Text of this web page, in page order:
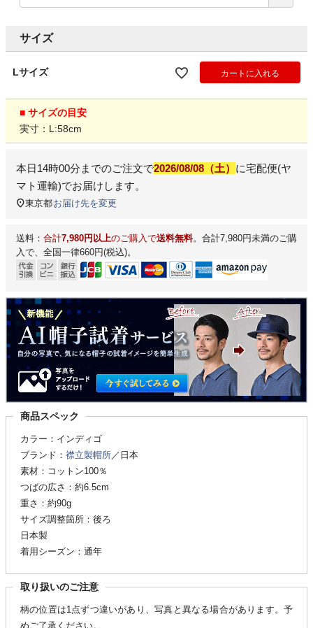
サイズ
Lサイズ カートに入れる
■ サイズの目安
実寸：L:58cm
本日14時00分 までのご注文で2026/08/08（土） に宅配便(ヤ
マト運輸)でお届けします。
東京都お届け先を変更
送料： 合計7,980円以上のご購入で送料無料。合計7,980円未満のご購
入で、全国一律660円(税込)。
商品スペック
カラー：インディゴ
ブランド： 襟立製帽所 ／日本
素材：コットン100％
つばの広さ：約6.5cm
重さ：約90g
サイズ調整箇所：後ろ
日本製
着用シーズン：通年
取り扱いのご注意
柄の位置は1点ずつ違いがあり、写真と異なる場合があります。予
めご了承ください。